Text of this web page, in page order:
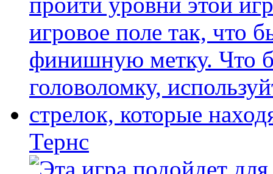
Тернс